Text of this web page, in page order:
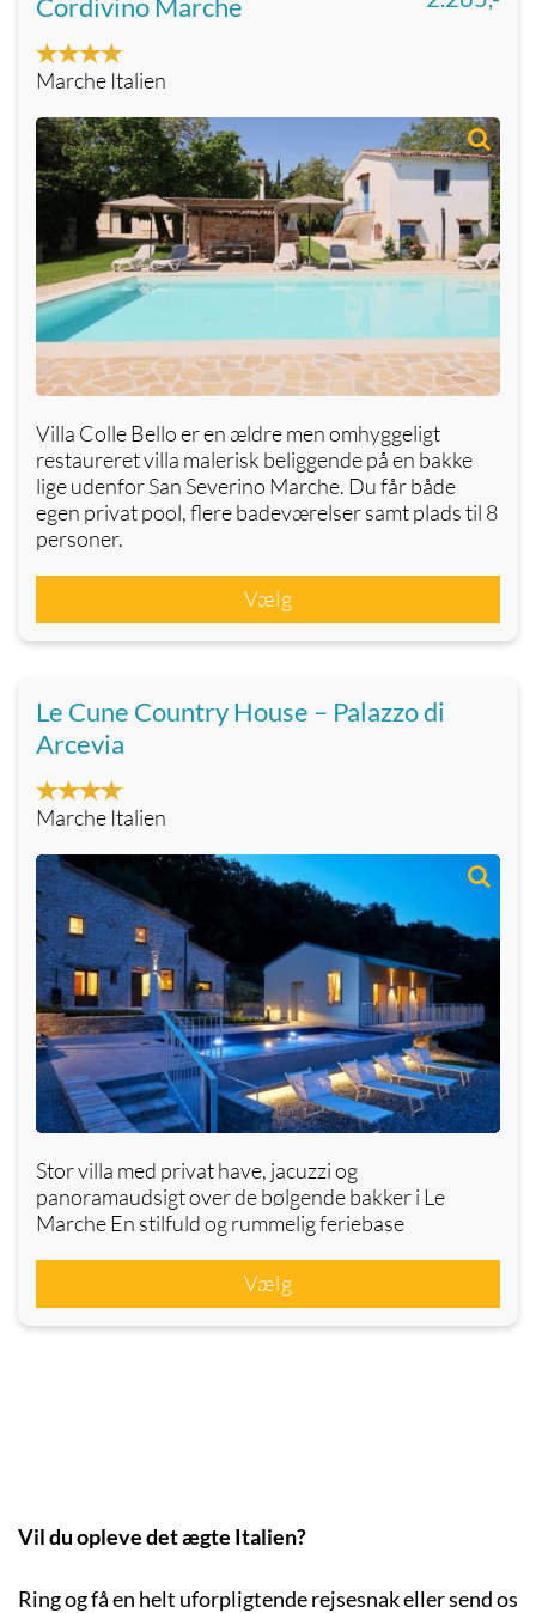
Cordivino Marche
Marche Italien
Villa Colle Bello er en ældre men omhyggeligt
restaureret villa malerisk beliggende på en bakke
lige udenfor San Severino Marche. Du får både
egen privat pool, flere badeværelser samt plads til 8
personer.
Vælg
Le Cune Country House – Palazzo di
Arcevia
Marche Italien
Stor villa med privat have, jacuzzi og
panoramaudsigt over de bølgende bakker i Le
Marche En stilfuld og rummelig feriebase
Vælg
Vil du opleve det ægte Italien?
Ring og få en helt uforpligtende rejsesnak eller send os